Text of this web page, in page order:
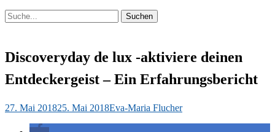
Suchen
Suchen
nach:
Discoveryday de lux -aktiviere deinen
Entdeckergeist – Ein Erfahrungsbericht
Veröffentlicht
27. Mai 201825. Mai 2018Autor
Eva-Maria Flucher